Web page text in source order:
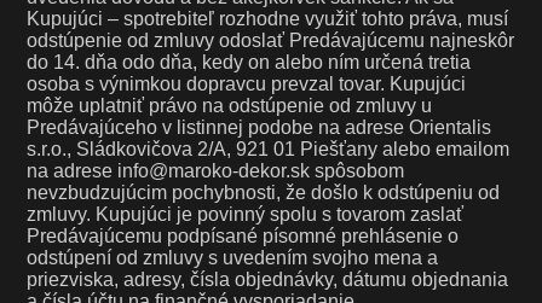
Kupujúci – spotrebiteľ rozhodne využiť tohto práva, musí
odstúpenie od zmluvy odoslať Predávajúcemu najneskôr
do 14. dňa odo dňa, kedy on alebo ním určená tretia
osoba s výnimkou dopravcu prevzal tovar. Kupujúci
môže uplatniť právo na odstúpenie od zmluvy u
Predávajúceho v listinnej podobe na adrese Orientalis
s.r.o., Sládkovičova 2/A, 921 01 Piešťany alebo emailom
na adrese info@maroko-dekor.sk spôsobom
nevzbudzujúcim pochybnosti, že došlo k odstúpeniu od
zmluvy. Kupujúci je povinný spolu s tovarom zaslať
Predávajúcemu podpísané písomné prehlásenie o
odstúpení od zmluvy s uvedením svojho mena a
priezviska, adresy, čísla objednávky, dátumu objednania